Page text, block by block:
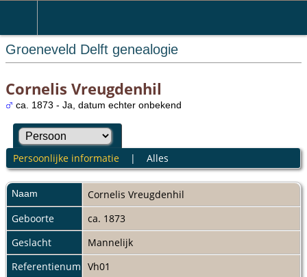
Groeneveld Delft genealogie
Cornelis Vreugdenhil
ca. 1873 - Ja, datum echter onbekend
Persoonlijke informatie| Alles
Naam Cornelis Vreugdenhil
Geboorte
ca. 1873
Geslacht
Mannelijk
ReferentienummerVh01